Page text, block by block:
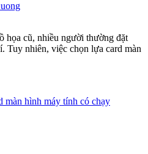
họa cũ, nhiều người thường đặt
Tuy nhiên, việc chọn lựa card màn